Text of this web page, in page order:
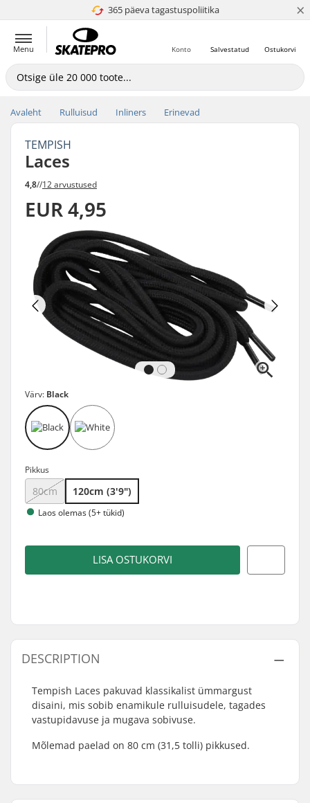
365 päeva tagastuspoliitika
4.8 paljaks 5 ×
Menu Ostukorvi
Salvestatud
Konto
Avaleht Rulluisud Inliners Erinevad
TEMPISH
Laces
4,8//12 arvustused
EUR 4,95
Värv: Black
Pikkus
80cm 120cm (3'9")
Laos olemas (5+ tükid)
LISA OSTUKORVI
DESCRIPTION
Tempish Laces pakuvad klassikalist ümmargust
disaini, mis sobib enamikule rulluisudele, tagades
vastupidavuse ja mugava sobivuse.
Mõlemad paelad on 80 cm (31,5 tolli) pikkused.